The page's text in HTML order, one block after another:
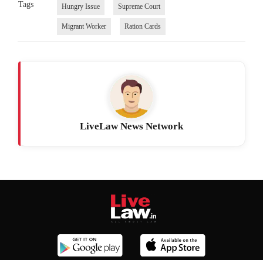
Tags Hungry Issue Supreme Court
Migrant Worker Ration Cards
LiveLaw News Network